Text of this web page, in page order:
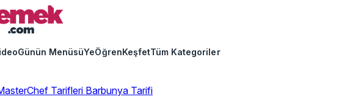
Günün MenüsüYeÖğrenKeşfetTüm Kategoriler
Tarifleri Barbunya Tarifi